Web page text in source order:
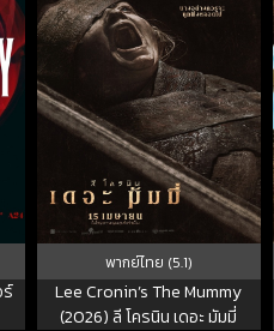
ร์
พากย์ไทย (5.1)
Lee Cronin’s The Mummy
(2026) ลี โครนิน เดอะ มัมมี่